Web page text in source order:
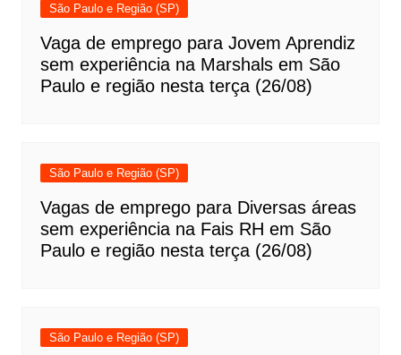
São Paulo e Região (SP)
Vaga de emprego para Jovem Aprendiz
sem experiência na Marshals em São
Paulo e região nesta terça (26/08)
São Paulo e Região (SP)
Vagas de emprego para Diversas áreas
sem experiência na Fais RH em São
Paulo e região nesta terça (26/08)
São Paulo e Região (SP)